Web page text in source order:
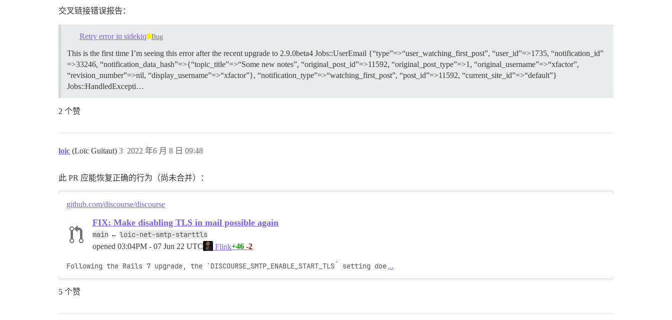
交叉链接错误报告：
Retry error in sidekiq Bug
This is the first time I’m seeing this error after the recent upgrade to 2.9.0beta4 Jobs::UserEmail {“type”=>“user_watching_first_post”, “user_id”=>1735, “notification_id”
=>33246, “notification_data_hash”=>{“topic_title”=>“Some new notes”, “original_post_id”=>11592, “original_post_type”=>1, “original_username”=>“xfactor”,
“revision_number”=>nil, “display_username”=>“xfactor”}, “notification_type”=>“watching_first_post”, “post_id”=>11592, “current_site_id”=>“default”}
Jobs::HandledExcepti…
2 个赞
loic (Loïc Guitaut) 2022 年6 月 8 日 09:48
3
此 PR 应能恢复正确的行为（尚未合并）：
github.com/discourse/discourse
FIX: Make disabling TLS in mail possible again
main ← loic-net-smtp-starttls
opened 03:04PM - 07 Jun 22 UTC Flink+46 -2
Following the Rails 7 upgrade, the `DISCOURSE_SMTP_ENABLE_START_TLS` setting doe …
5 个赞